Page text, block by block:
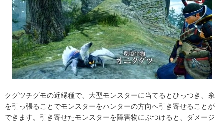
クグツチグモの近縁種で、大型モンスターに当てるとひっつき、糸
を引っ張ることでモンスターをハンターの方向へ引き寄せることが
できます。引き寄せたモンスターを障害物にぶつけると、ダメージ